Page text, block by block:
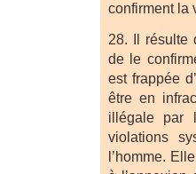
confirment la
28. Il résulte
de le
est frappée
être en
illégale par
violations
l’homme.